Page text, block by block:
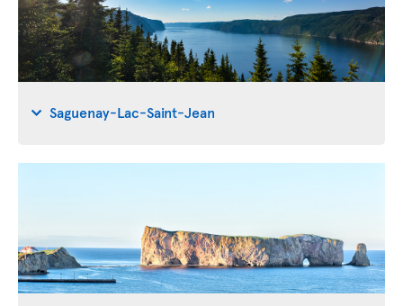
Saguenay-Lac-Saint-Jean